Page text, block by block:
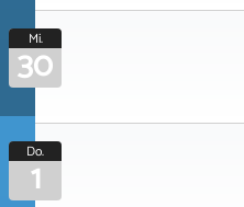
Mi.
30
Do.
1